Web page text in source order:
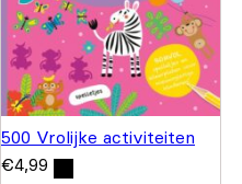
500 Vrolijke activiteiten
€4,99